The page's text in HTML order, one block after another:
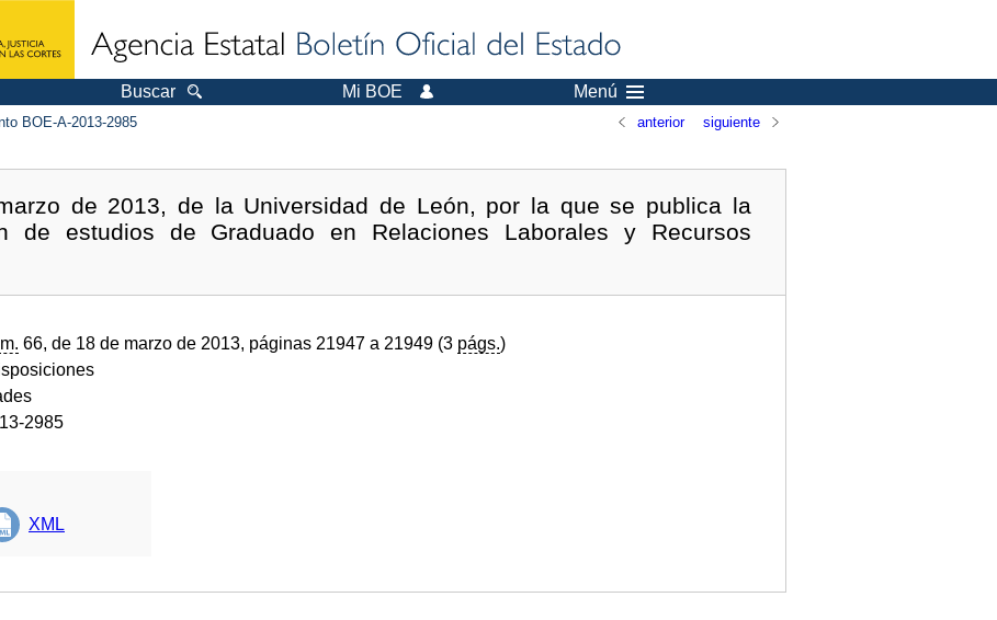
Buscar Mi BOE Menú
BOE-A-2013-2985 anterior siguiente
de 2013, de la Universidad de León, por la que se publica la
de estudios de Graduado en Relaciones Laborales y Recursos
66, de 18 de marzo de 2013, páginas 21947 a 21949 (3 págs.)
2985
XML